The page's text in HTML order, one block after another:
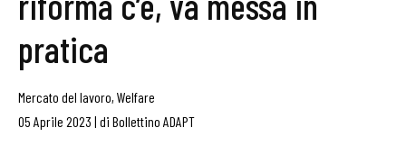
pratica
Mercato del lavoro, Welfare
05 Aprile 2023 | di Bollettino ADAPT